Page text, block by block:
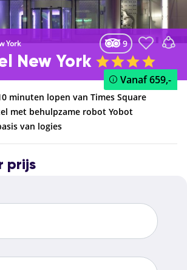
York 9
New York
Vanaf659,-
minuten lopen van Times Square
met behulpzame robot Yobot
van logies
prijs